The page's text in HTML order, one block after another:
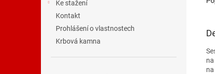
Ke stažení
Kontakt
Prohlášení o vlastnostech
Krbová kamna